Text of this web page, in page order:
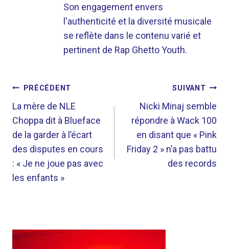
Son engagement envers
l'authenticité et la diversité musicale
se reflète dans le contenu varié et
pertinent de Rap Ghetto Youth.
NAVIGATION
DE
L’ARTICLE
PRÉCÉDENT
La mère de NLE
Choppa dit à Blueface
de la garder à l’écart
des disputes en cours
: « Je ne joue pas avec
les enfants »
SUIVANT
Nicki Minaj semble
répondre à Wack 100
en disant que « Pink
Friday 2 » n’a pas battu
des records